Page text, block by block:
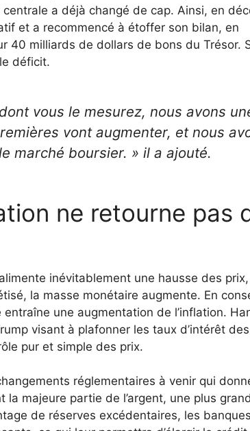
a déjà changé de cap. Ainsi, en
et a recommencé à étoffer son bilan, en
40 milliards de dollars de bons du Trésor.
déficit.
vous le mesurez, nous avons
vont augmenter, et nous
marché boursier. » il a ajouté.
ne retourne pas
inévitablement une hausse des
la masse monétaire augmente. En
une augmentation de l’inflation.
visant à plafonner les taux d’intérêt
pur et simple des prix.
réglementaires à venir qui
majeure partie de l’argent, une plus
de réserves excédentaires, les banques